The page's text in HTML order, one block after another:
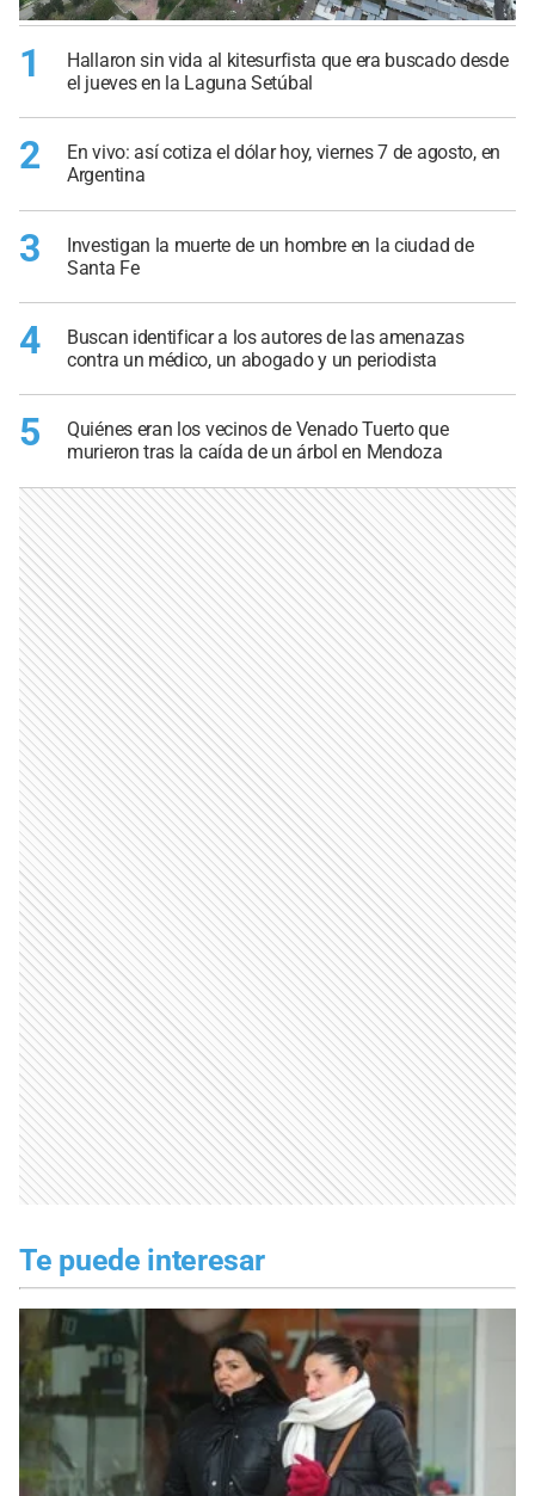
1
Hallaron sin vida al kitesurfista que era buscado desde
el jueves en la Laguna Setúbal
2
En vivo: así cotiza el dólar hoy, viernes 7 de agosto, en
Argentina
3
Investigan la muerte de un hombre en la ciudad de
Santa Fe
4
Buscan identificar a los autores de las amenazas
contra un médico, un abogado y un periodista
5
Quiénes eran los vecinos de Venado Tuerto que
murieron tras la caída de un árbol en Mendoza
Te puede interesar